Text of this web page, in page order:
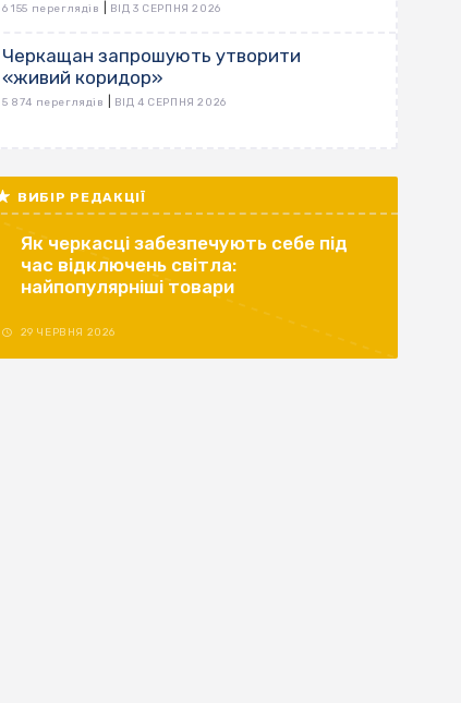
6 155 переглядів ВІД 3 СЕРПНЯ 2026
Черкащан запрошують утворити
«живий коридор»
5 874 переглядів ВІД 4 СЕРПНЯ 2026
ВИБІР РЕДАКЦІЇ
Як черкасці забезпечують себе під
час відключень світла:
найпопулярніші товари
29 ЧЕРВНЯ 2026